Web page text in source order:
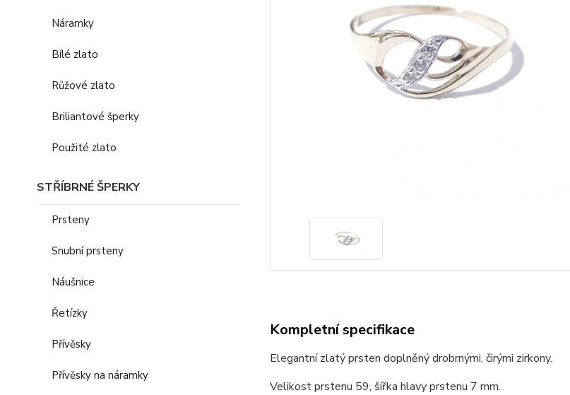
Náramky
Bílé zlato
Růžové zlato
Briliantové šperky
Použité zlato
STŘÍBRNÉ ŠPERKY
Prsteny
Snubní prsteny
Náušnice
Řetízky
Přívěsky
Přívěsky na náramky
Kompletní specifikace
Elegantní zlatý prsten doplněný drobrnými, čirými zirkony.
Velikost prstenu 59, šířka hlavy prstenu 7 mm.